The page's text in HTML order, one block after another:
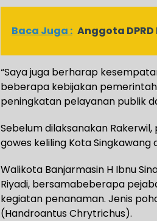
Baca Juga : Anggota
“Saya juga berharap
beberapa kebijakan
peningkatan pelayanan publik
Sebelum dilaksanakan
gowes keliling Kota
Walikota Banjarmasin H Ibnu
Riyadi, bersamabeberapa
kegiatan penanaman. Jenis
(Handroantus Chrytrichus).